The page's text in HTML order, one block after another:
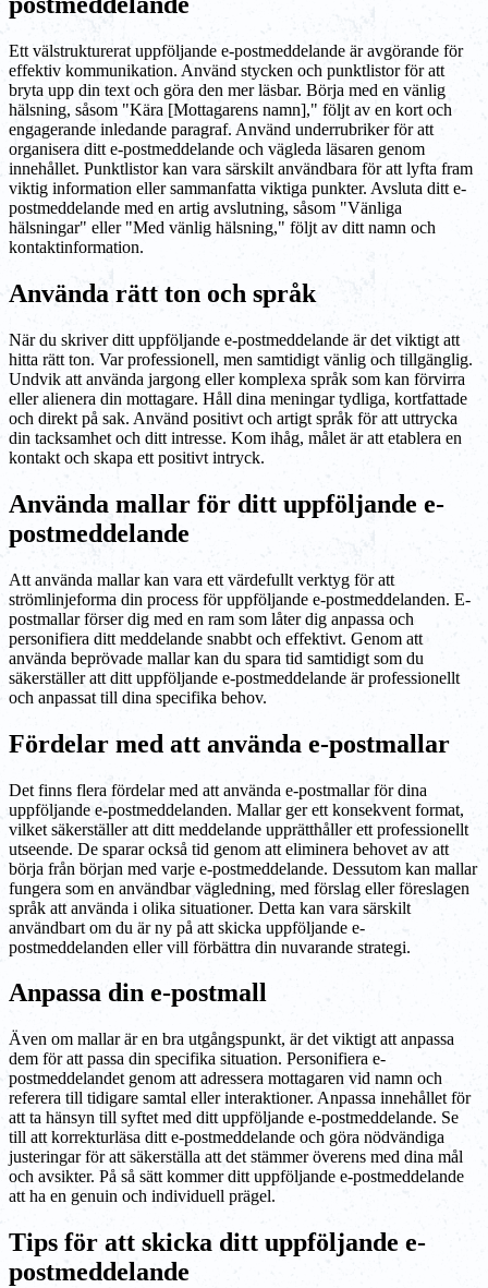
Ett välstrukturerat uppföljande e-postmeddelande är avgörande för
effektiv kommunikation. Använd stycken och punktlistor för att
bryta upp din text och göra den mer läsbar. Börja med en vänlig
hälsning, såsom "Kära [Mottagarens namn]," följt av en kort och
engagerande inledande paragraf. Använd underrubriker för att
organisera ditt e-postmeddelande och vägleda läsaren genom
innehållet. Punktlistor kan vara särskilt användbara för att lyfta fram
viktig information eller sammanfatta viktiga punkter. Avsluta ditt e-
postmeddelande med en artig avslutning, såsom "Vänliga
hälsningar" eller "Med vänlig hälsning," följt av ditt namn och
kontaktinformation.
Använda rätt ton och språk
När du skriver ditt uppföljande e-postmeddelande är det viktigt att
hitta rätt ton. Var professionell, men samtidigt vänlig och tillgänglig.
Undvik att använda jargong eller komplexa språk som kan förvirra
eller alienera din mottagare. Håll dina meningar tydliga, kortfattade
och direkt på sak. Använd positivt och artigt språk för att uttrycka
din tacksamhet och ditt intresse. Kom ihåg, målet är att etablera en
kontakt och skapa ett positivt intryck.
Använda mallar för ditt uppföljande e-
postmeddelande
Att använda mallar kan vara ett värdefullt verktyg för att
strömlinjeforma din process för uppföljande e-postmeddelanden. E-
postmallar förser dig med en ram som låter dig anpassa och
personifiera ditt meddelande snabbt och effektivt. Genom att
använda beprövade mallar kan du spara tid samtidigt som du
säkerställer att ditt uppföljande e-postmeddelande är professionellt
och anpassat till dina specifika behov.
Fördelar med att använda e-postmallar
Det finns flera fördelar med att använda e-postmallar för dina
uppföljande e-postmeddelanden. Mallar ger ett konsekvent format,
vilket säkerställer att ditt meddelande upprätthåller ett professionellt
utseende. De sparar också tid genom att eliminera behovet av att
börja från början med varje e-postmeddelande. Dessutom kan mallar
fungera som en användbar vägledning, med förslag eller föreslagen
språk att använda i olika situationer. Detta kan vara särskilt
användbart om du är ny på att skicka uppföljande e-
postmeddelanden eller vill förbättra din nuvarande strategi.
Anpassa din e-postmall
Även om mallar är en bra utgångspunkt, är det viktigt att anpassa
dem för att passa din specifika situation. Personifiera e-
postmeddelandet genom att adressera mottagaren vid namn och
referera till tidigare samtal eller interaktioner. Anpassa innehållet för
att ta hänsyn till syftet med ditt uppföljande e-postmeddelande. Se
till att korrekturläsa ditt e-postmeddelande och göra nödvändiga
justeringar för att säkerställa att det stämmer överens med dina mål
och avsikter. På så sätt kommer ditt uppföljande e-postmeddelande
att ha en genuin och individuell prägel.
Tips för att skicka ditt uppföljande e-
postmeddelande